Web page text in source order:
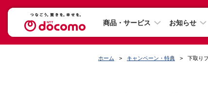
商品・サービス お知らせ
ホーム キャンペーン・特典 下取り